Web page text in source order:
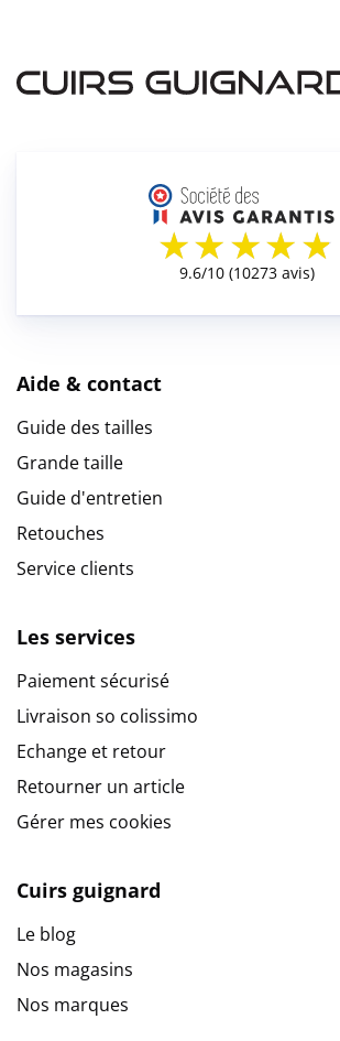
Aide & contact
Guide des tailles
Grande taille
Guide d'entretien
Retouches
Service clients
Les services
Paiement sécurisé
Livraison so colissimo
Echange et retour
Retourner un article
Gérer mes cookies
Cuirs guignard
Le blog
Nos magasins
Nos marques